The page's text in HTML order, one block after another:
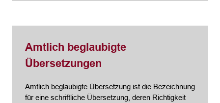
Amtlich beglaubigte
Übersetzungen
Amtlich beglaubigte Übersetzung ist die Bezeichnung
für eine schriftliche Übersetzung, deren Richtigkeit